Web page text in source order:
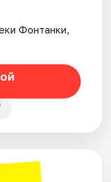
Фонтанки,